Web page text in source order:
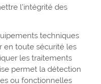
l'intégrité des
techniques
en toute sécurité les
les traitements
permet la détection
ou fonctionnelles